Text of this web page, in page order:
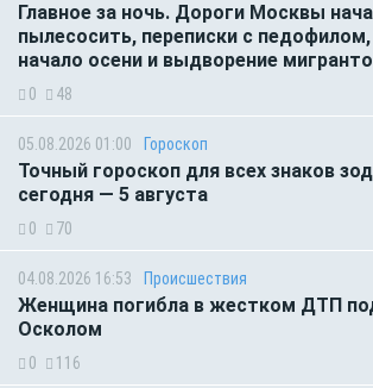
Главное за ночь. Дороги Москвы
пылесосить, переписки с
начало осени и выдворение
0 48
05.08.2026 01:00 Гороскоп
Точный гороскоп для всех знаков
сегодня — 5 августа
0 70
04.08.2026 16:53 Происшествия
Женщина погибла в жестком ДТП
Осколом
0 116